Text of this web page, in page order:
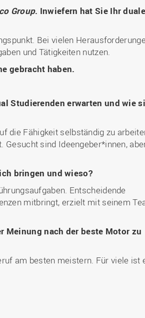
Group. Inwiefern hat Sie Ihr
Bei vielen
und Tätigkeiten nutzen.
gebracht haben.
Studierenden erwarten und wie
die Fähigkeit selbständig zu
Gesucht sind Ideengeber*innen,
bringen und wieso?
Entscheidende
mitbringt, erzielt mit seinem
Meinung nach der beste Motor zu
am besten meistern. Für viele ist